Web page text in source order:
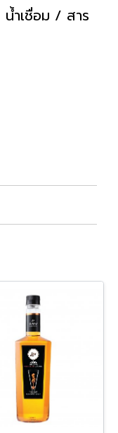
ำเชื่อม / สาร